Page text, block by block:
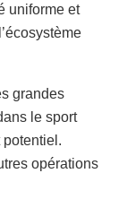
uniforme et
grandes
le sport
opérations